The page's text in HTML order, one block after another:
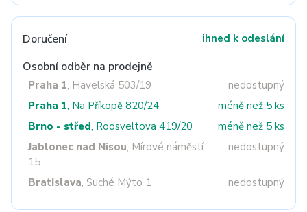
Doručení ihned k odeslání
Osobní odběr na prodejně
Praha 1, Havelská 503/19
nedostupný
Praha 1, Na Příkopě 820/24
méně než 5 ks
Brno - střed, Roosveltova 419/20
méně než 5 ks
Jablonec nad Nisou, Mírové náměstí
15
nedostupný
Bratislava, Suché Mýto 1 nedostupný